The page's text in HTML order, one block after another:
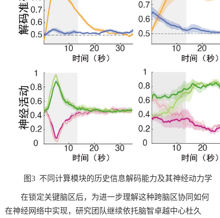
图3 不同计算模块的历史信息解码能力及其神经动力学
在锁定关键脑区后，为进一步理解这种跨脑区协同如何
在神经网络中实现，研究团队继续依托脑智卓越中心杜久